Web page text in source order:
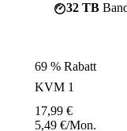
32 TB
69 % Rabatt
KVM 1
17,99 €
5,49 €/Mon.